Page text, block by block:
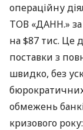
операційну
ТОВ «ДАНН.» за
на $87 тис. Це
поставки з
швидко, без
обмежень
кризового